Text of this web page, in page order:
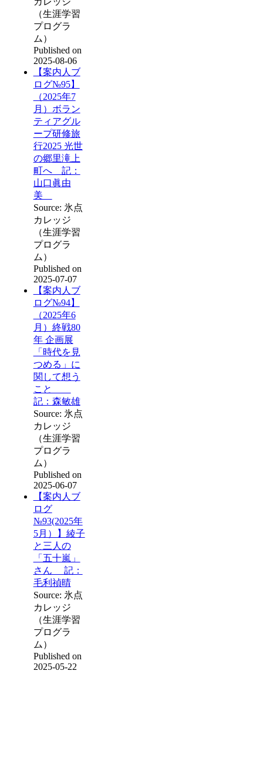
（生涯学習
プログラ
ム）
Published on
2025-08-06
【案内人ブ
ログ№95】
（2025年7
月）ボラン
ティアグル
ープ研修旅
行2025 光世
の郷里滝上
町へ 記：
山口眞由
美
Source: 氷点
カレッジ
（生涯学習
プログラ
ム）
Published on
2025-07-07
【案内人ブ
ログ№94】
（2025年6
月）終戦80
年 企画展
「時代を見
つめる」に
関して想う
こと
記：森敏雄
Source: 氷点
カレッジ
（生涯学習
プログラ
ム）
Published on
2025-06-07
【案内人ブ
ログ
№93(2025年
5月）】綾子
と三人の
「五十嵐」
さん 記：
毛利禎晴
Source: 氷点
カレッジ
（生涯学習
プログラ
ム）
Published on
2025-05-22